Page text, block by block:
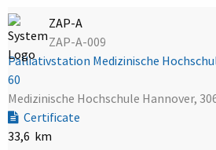
ZAP-A
ZAP-A-009
Palliativstation Medizinische
60
Medizinische Hochschule Hannover,
Certificate
33,6 km